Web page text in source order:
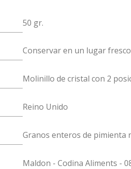
50 gr.
Conservar en un lugar
Molinillo de cristal con 2
Reino Unido
Granos enteros de pimienta
Maldon - Codina Aliments -